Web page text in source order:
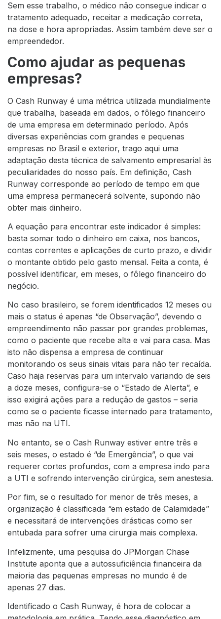
Sem esse trabalho, o médico não consegue indicar o
tratamento adequado, receitar a medicação correta,
na dose e hora apropriadas. Assim também deve ser o
empreendedor.
Como ajudar as pequenas
empresas?
O Cash Runway é uma métrica utilizada mundialmente
que trabalha, baseada em dados, o fôlego financeiro
de uma empresa em determinado período. Após
diversas experiências com grandes e pequenas
empresas no Brasil e exterior, trago aqui uma
adaptação desta técnica de salvamento empresarial às
peculiaridades do nosso país. Em definição, Cash
Runway corresponde ao período de tempo em que
uma empresa permanecerá solvente, supondo não
obter mais dinheiro.
A equação para encontrar este indicador é simples:
basta somar todo o dinheiro em caixa, nos bancos,
contas correntes e aplicações de curto prazo, e dividir
o montante obtido pelo gasto mensal. Feita a conta, é
possível identificar, em meses, o fôlego financeiro do
negócio.
No caso brasileiro, se forem identificados 12 meses ou
mais o status é apenas “de Observação”, devendo o
empreendimento não passar por grandes problemas,
como o paciente que recebe alta e vai para casa. Mas
isto não dispensa a empresa de continuar
monitorando os seus sinais vitais para não ter recaída.
Caso haja reservas para um intervalo variando de seis
a doze meses, configura-se o “Estado de Alerta”, e
isso exigirá ações para a redução de gastos – seria
como se o paciente ficasse internado para tratamento,
mas não na UTI.
No entanto, se o Cash Runway estiver entre três e
seis meses, o estado é “de Emergência”, o que vai
requerer cortes profundos, com a empresa indo para
a UTI e sofrendo intervenção cirúrgica, sem anestesia.
Por fim, se o resultado for menor de três meses, a
organização é classificada “em estado de Calamidade”
e necessitará de intervenções drásticas como ser
entubada para sofrer uma cirurgia mais complexa.
Infelizmente, uma pesquisa do JPMorgan Chase
Institute aponta que a autossuficiência financeira da
maioria das pequenas empresas no mundo é de
apenas 27 dias.
Identificado o Cash Runway, é hora de colocar a